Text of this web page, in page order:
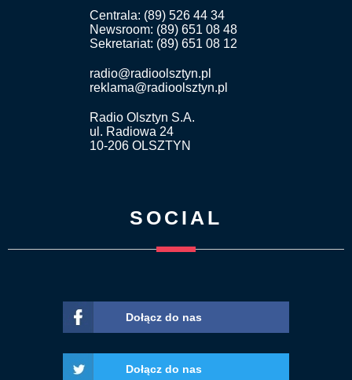
Centrala: (89) 526 44 34
Newsroom: (89) 651 08 48
Sekretariat: (89) 651 08 12
radio@radioolsztyn.pl
reklama@radioolsztyn.pl
Radio Olsztyn S.A.
ul. Radiowa 24
10-206 OLSZTYN
SOCIAL
Dołącz do nas
Dołącz do nas